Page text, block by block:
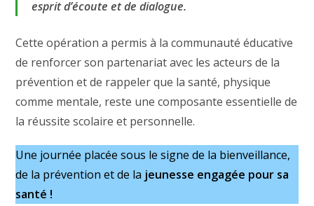
esprit d’écoute et de dialogue.
Cette opération a permis à la communauté éducative
de renforcer son partenariat avec les acteurs de la
prévention et de rappeler que la santé, physique
comme mentale, reste une composante essentielle de
la réussite scolaire et personnelle.
Une journée placée sous le signe de la bienveillance,
de la prévention et de la jeunesse engagée pour sa
santé !